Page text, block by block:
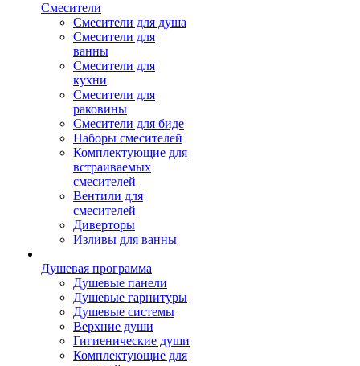
Смесители
Смесители для душа
Смесители для
ванны
Смесители для
кухни
Смесители для
раковины
Смесители для биде
Наборы смесителей
Комплектующие для
встраиваемых
смесителей
Вентили для
смесителей
Диверторы
Изливы для ванны
Душевая программа
Душевые панели
Душевые гарнитуры
Душевые системы
Верхние души
Гигиенические души
Комплектующие для